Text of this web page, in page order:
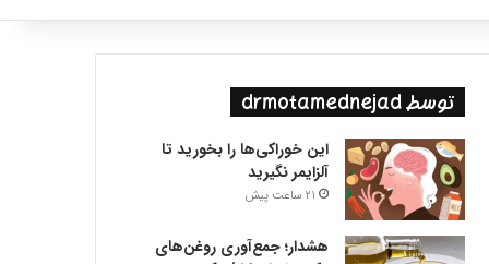
توسط drmotamednejad
این خوراکی‌ها را بخورید تا
آلزایمر نگیرید
21 ساعت پیش
هشدار؛ جمع‌آوری روغن‌های